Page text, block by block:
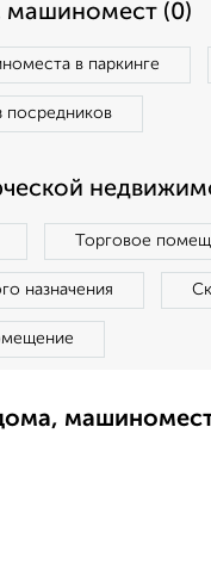
машиномест (0)
в паркинге
посредников
Торговое
назначения